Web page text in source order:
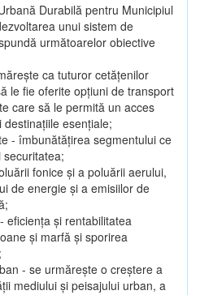
Durabilă pentru Municipiul
unui sistem de
următoarelor obiective
ca tuturor cetățenilor
le fie oferite opțiuni de transport
care să le permită un acces
esențiale;
- îmbunătățirea segmentului ce
fonice și a poluării aerului,
de energie și a emisiilor de
eficiența și rentabilitatea
și marfă și sporirea
- se urmărește o creștere a
mediului și peisajului urban, a